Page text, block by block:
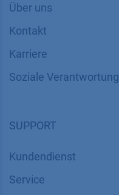
Über uns
Kontakt
Karriere
Soziale Verantwortung
SUPPORT
Kundendienst
Service